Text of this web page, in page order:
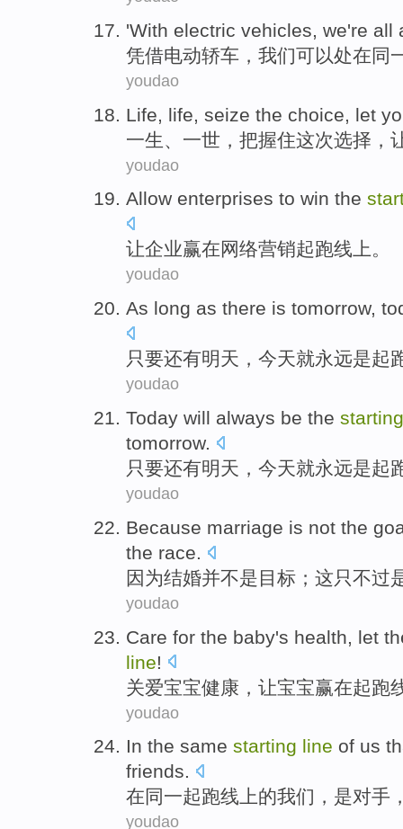
'With electric vehicles, we're all
凭借电动轿车 ， 我们可以处在同
youdao
Life life seize the choice let
一生
一世 ， 把握住这次选择 ，
youdao
Allow enterprises to win the
让企业赢在网络营销起跑线 上。
youdao
As long as there is tomorrow,
只要还有明天 ， 今天就永远是起
youdao
Today will always be the
tomorrow.
只要还有明天 ， 今天就永远是起
youdao
Because marriage is not the
the race.
因为结婚并不是目标 ； 这只不过
youdao
Care for the baby's health let
line!
关爱宝宝健康 ， 让宝宝赢在起跑
youdao
In the same starting line of us
friends.
在同一起跑线 上的我们 ， 是对手
youdao